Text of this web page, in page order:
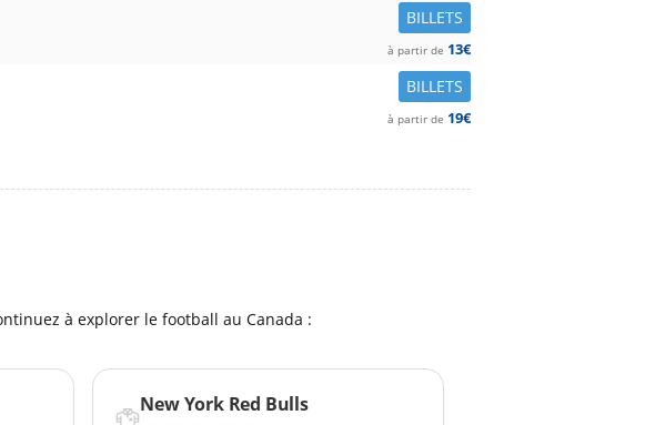
BILLETS
à partir de 13€
BILLETS
à partir de 19€
à explorer le football au Canada :
New York Red Bulls